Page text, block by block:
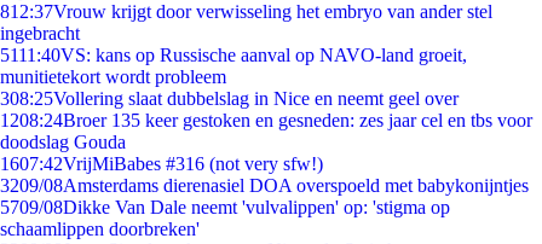
812:37Vrouw krijgt door verwisseling het embryo van ander stel
ingebracht
5111:40VS: kans op Russische aanval op NAVO-land groeit,
munitietekort wordt probleem
308:25Vollering slaat dubbelslag in Nice en neemt geel over
1208:24Broer 135 keer gestoken en gesneden: zes jaar cel en tbs voor
doodslag Gouda
1607:42VrijMiBabes #316 (not very sfw!)
3209/08Amsterdams dierenasiel DOA overspoeld met babykonijntjes
5709/08Dikke Van Dale neemt 'vulvalippen' op: 'stigma op
schaamlippen doorbreken'